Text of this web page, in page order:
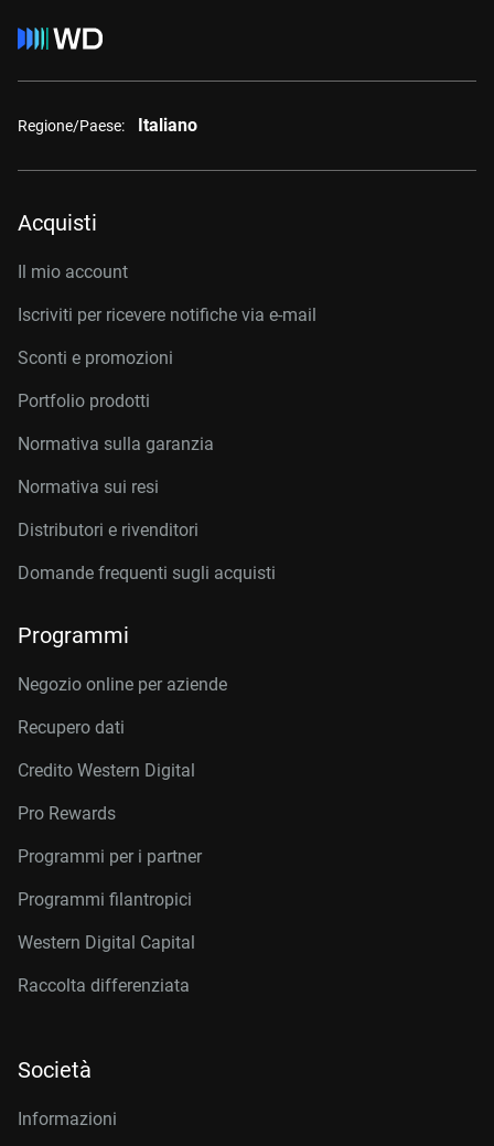
Regione/Paese: Italiano
Acquisti
Il mio account
Iscriviti per ricevere notifiche via e-mail
Sconti e promozioni
Portfolio prodotti
Normativa sulla garanzia
Normativa sui resi
Distributori e rivenditori
Domande frequenti sugli acquisti
Programmi
Negozio online per aziende
Recupero dati
Credito Western Digital
Pro Rewards
Programmi per i partner
Programmi filantropici
Western Digital Capital
Raccolta differenziata
Società
Informazioni